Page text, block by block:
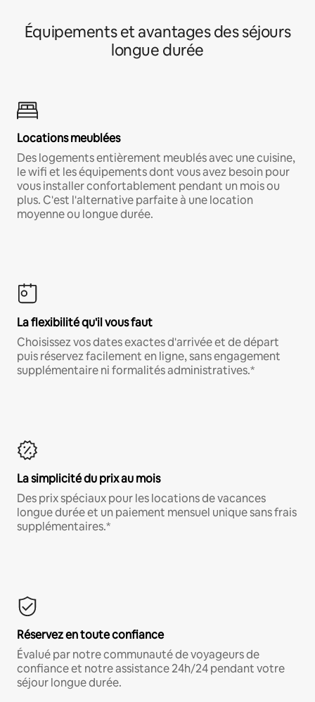
Équipements et avantages des séjours
longue durée
Locations meublées
Des logements entièrement meublés avec une cuisine,
le wifi et les équipements dont vous avez besoin pour
vous installer confortablement pendant un mois ou
plus. C'est l'alternative parfaite à une location
moyenne ou longue durée.
La flexibilité qu'il vous faut
Choisissez vos dates exactes d'arrivée et de départ
puis réservez facilement en ligne, sans engagement
supplémentaire ni formalités administratives.*
La simplicité du prix au mois
Des prix spéciaux pour les locations de vacances
longue durée et un paiement mensuel unique sans frais
supplémentaires.*
Réservez en toute confiance
Évalué par notre communauté de voyageurs de
confiance et notre assistance 24h/24 pendant votre
séjour longue durée.